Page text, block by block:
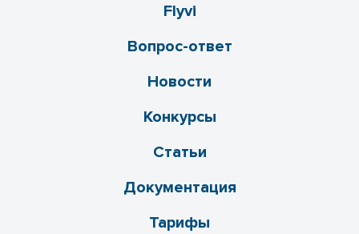
Flyvi
Вопрос-ответ
Новости
Конкурсы
Статьи
Документация
Тарифы